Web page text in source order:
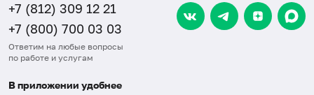
+7 (812) 309 12 21
+7 (800) 700 03 03
Ответим на любые вопросы
по работе и услугам
В приложении удобнее